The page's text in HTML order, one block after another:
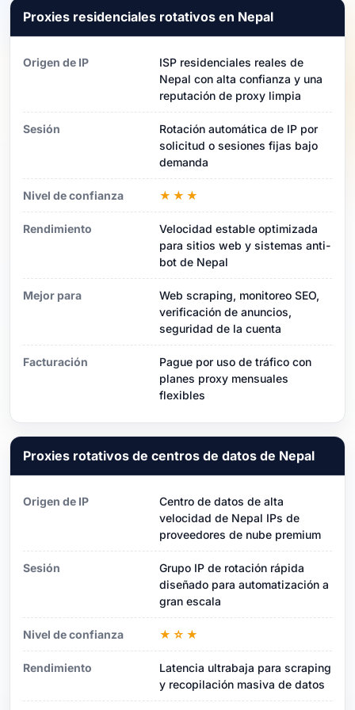
Proxies residenciales rotativos en Nepal
Origen de IP
ISP residenciales reales de
Nepal con alta confianza y una
reputación de proxy limpia
Sesión
Rotación automática de IP por
solicitud o sesiones fijas bajo
demanda
Nivel de confianza ★★★
Rendimiento
Velocidad estable optimizada
para sitios web y sistemas anti-
bot de Nepal
Mejor para
Web scraping, monitoreo SEO,
verificación de anuncios,
seguridad de la cuenta
Facturación
Pague por uso de tráfico con
planes proxy mensuales
flexibles
Proxies rotativos de centros de datos de Nepal
Origen de IP
Centro de datos de alta
velocidad de Nepal IPs de
proveedores de nube premium
Sesión
Grupo IP de rotación rápida
diseñado para automatización a
gran escala
Nivel de confianza ★☆★
Rendimiento
Latencia ultrabaja para scraping
y recopilación masiva de datos